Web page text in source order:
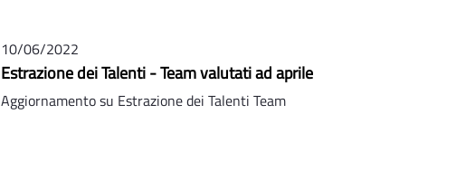
10/06/2022
Estrazione dei Talenti - Team valutati ad aprile
Aggiornamento su Estrazione dei Talenti Team